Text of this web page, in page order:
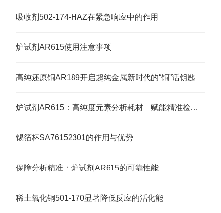
吸收剂502-174-HAZ在紧急响应中的作用
炉试剂AR615使用注意事项
高纯还原铜AR189开启超纯金属新时代的“铜”话钥匙
炉试剂AR615：高纯度元素分析耗材，赋能精准检测高效推进
锡箔杯SA76152301的作用与优势
保障分析精准：炉试剂AR615的可靠性能
稀土氧化铜501-170显著降低反应的活化能